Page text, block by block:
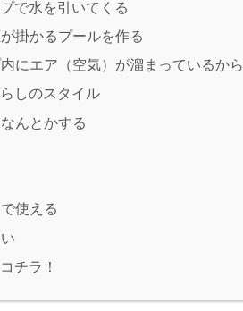
で水を引いてくる
掛かるプールを作る
にエア（空気）が溜まっているから
しのスタイル
んとかする
使える
チラ！